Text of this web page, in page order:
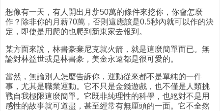
想像有一天，有人開出月薪50萬的條件來挖你，你會怎麼
作？除非你的月薪70萬，否則這應該是0.5秒內就可以作的決
定，即使是用爬的也爬到新東家去報到。
某方面來說，林書豪棄尼克就火箭，就是這麼簡單而已。無
論對林益世或是林書豪，美金永遠都是很可愛的。
當然，無論別人怎麼告訴你，運動從來都不是單純的一件
事，尤其是職業運動。它不只是金錢遊戲，也不僅是人類挑
戰自我極限這麼簡單。它既非純理性的科學，也絕對不是用
感性的故事就可道盡，甚至經常有無厘頭的一面。它不全然